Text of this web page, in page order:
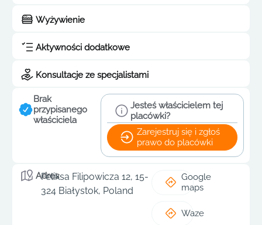
Wyżywienie
Aktywności dodatkowe
Konsultacje ze specjalistami
Brak
przypisanego
właściciela
Jesteś właścicielem tej
placówki?
Zarejestruj się i zgłoś
prawo do placówki
Adres
Feliksa Filipowicza 12, 15-
324 Białystok, Poland
Google
maps
Waze